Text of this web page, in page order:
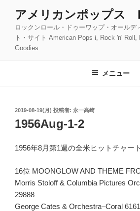
アメリカンポップス I
ロックンロール・ドゥーワップ・オールデ
ト・サイト American Pops i, Rock 'n' Roll,
Goodies
メニュー
投
稿
日:
2019-08-19(月) 投稿者: 永一高崎
1956Aug-1-2
1956年8月第1週の全米ヒットチャー
16位 MOONGLOW AND THEME
Morris Stoloff & Columbia Pictures
29888
George Cates & Orchestra–Coral